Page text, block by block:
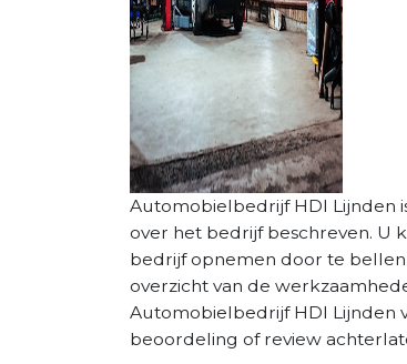
Automobielbedrijf HDI Lijnden
over het bedrijf beschreven. U
bedrijf opnemen door te
overzicht van de
Automobielbedrijf HDI Lijnden
beoordeling of review